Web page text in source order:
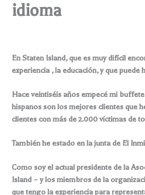
idioma
En Staten Island, que es muy difícil
experiencia , la educación, y que puede
Hace veintiséis años empecé mi
hispanos son los mejores clientes que
clientes con más de 2.000 víctimas de
También he estado en la junta de El
Como soy el actual presidente de la
Island – y los miembros de la
que tengo la experiencia para